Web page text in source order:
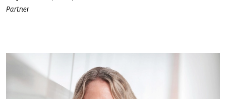
Partner